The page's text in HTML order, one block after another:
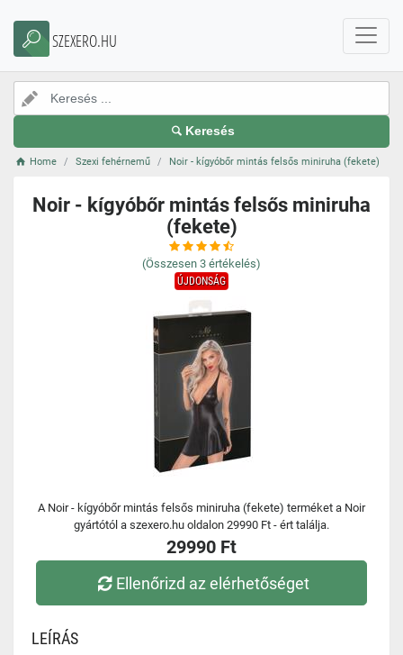
SZEXERO.HU
Keresés
Home Szexi fehérnemű Noir - kígyóbőr mintás felsős miniruha (fekete)
Noir - kígyóbőr mintás felsős miniruha
(fekete)
(Összesen 3 értékelés)
ÚJDONSÁG
A Noir - kígyóbőr mintás felsős miniruha (fekete) terméket a Noir
gyártótól a szexero.hu oldalon 29990 Ft - ért találja.
29990 Ft
Ellenőrizd az elérhetőséget
LEÍRÁS